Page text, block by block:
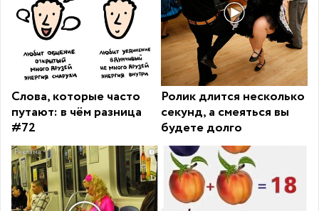
Слова, которые часто
путают: в чём разница
#72
Ролик длится несколько
секунд, а смеяться вы
будете долго
i